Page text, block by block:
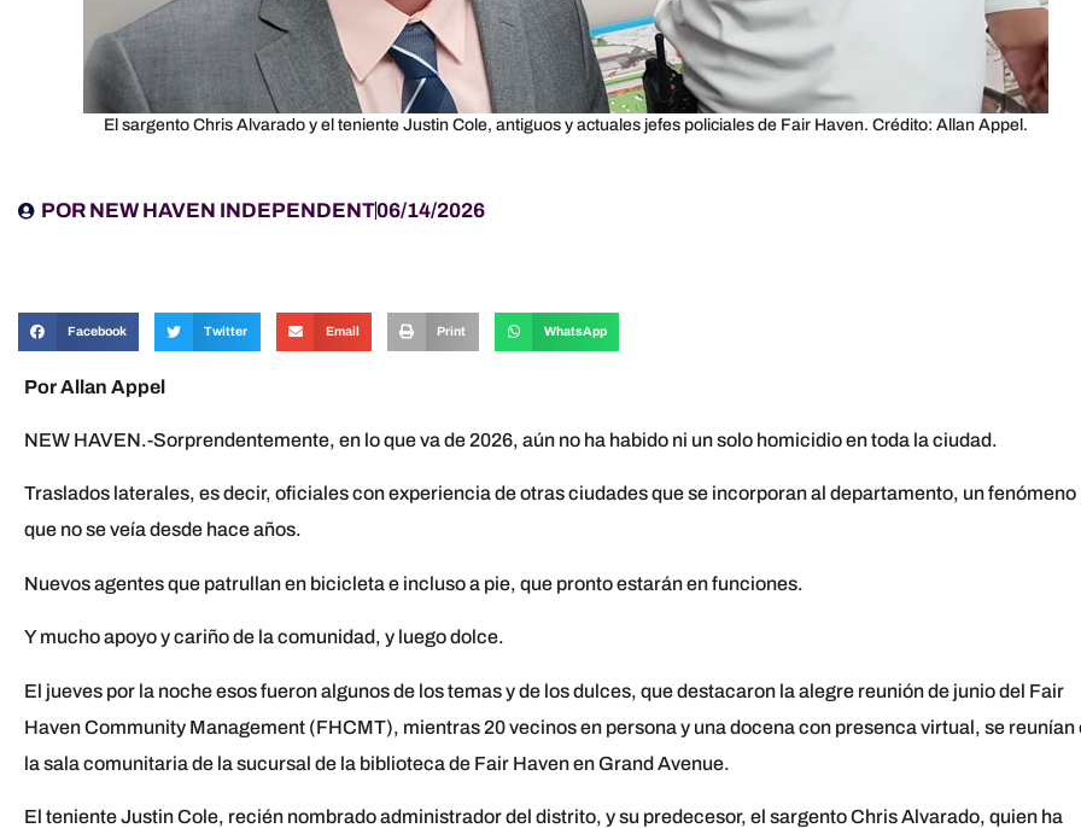
El sargento Chris Alvarado y el teniente Justin Cole, antiguos y actuales jefes policiales de Fair Haven. Crédito: Allan Appel.
POR NEW HAVEN INDEPENDENT06/14/2026
Facebook Twitter Email Print WhatsApp
Por Allan Appel
NEW HAVEN.-Sorprendentemente, en lo que va de 2026, aún no ha habido ni un solo homicidio en toda la ciudad.
Traslados laterales, es decir, oficiales con experiencia de otras ciudades que se incorporan al departamento, un fenómeno
que no se veía desde hace años.
Nuevos agentes que patrullan en bicicleta e incluso a pie, que pronto estarán en funciones.
Y mucho apoyo y cariño de la comunidad, y luego dolce.
El jueves por la noche esos fueron algunos de los temas y de los dulces, que destacaron la alegre reunión de junio del Fair
Haven Community Management (FHCMT), mientras 20 vecinos en persona y una docena con presenca virtual, se reunían
la sala comunitaria de la sucursal de la biblioteca de Fair Haven en Grand Avenue.
El teniente Justin Cole, recién nombrado administrador del distrito, y su predecesor, el sargento Chris Alvarado, quien ha